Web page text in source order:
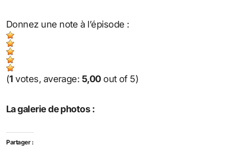
Donnez une note à l’épisode :
(1 votes, average: 5,00out of 5)
La galerie de photos :
Partager :